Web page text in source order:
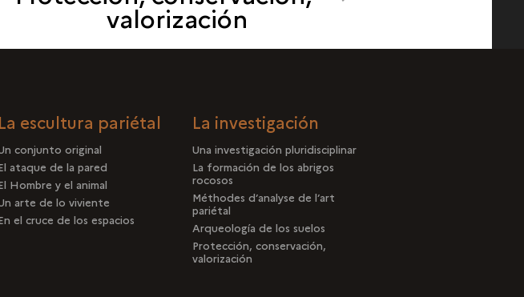
CONSERVACIÓN,
valorización
La escultura pariétal
conjunto original
ataque de la pared
Hombre y el animal
arte de lo viviente
el cruce de los espacios
La investigación
Una investigación pluridisciplinar
La formación de los abrigos
rocosos
Méthodes d’analyse de l’art
pariétal
Arqueología de los suelos
Protección, conservación,
valorización